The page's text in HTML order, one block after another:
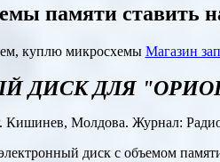
памяти ставить
куплю микросхемы Магазин
ДИСК ДЛЯ "
Молдова. Журнал:
диск с объемом